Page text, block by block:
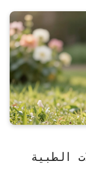
الطبية